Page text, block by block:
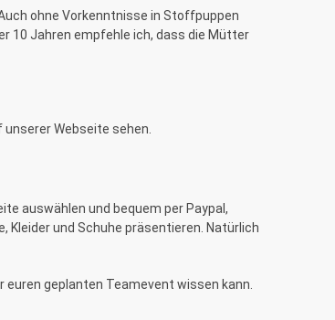
ohne Vorkenntnisse in Stoffpuppen
10 Jahren empfehle ich, dass die Mütter
unserer Webseite sehen.
auswählen und bequem per Paypal,
Kleider und Schuhe präsentieren. Natürlich
geplanten Teamevent wissen kann.